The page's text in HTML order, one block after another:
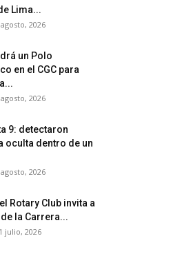
Lima...
2026
un Polo
en el CGC para
2026
9: detectaron
oculta dentro de un
2026
Rotary Club invita a
la Carrera...
julio, 2026